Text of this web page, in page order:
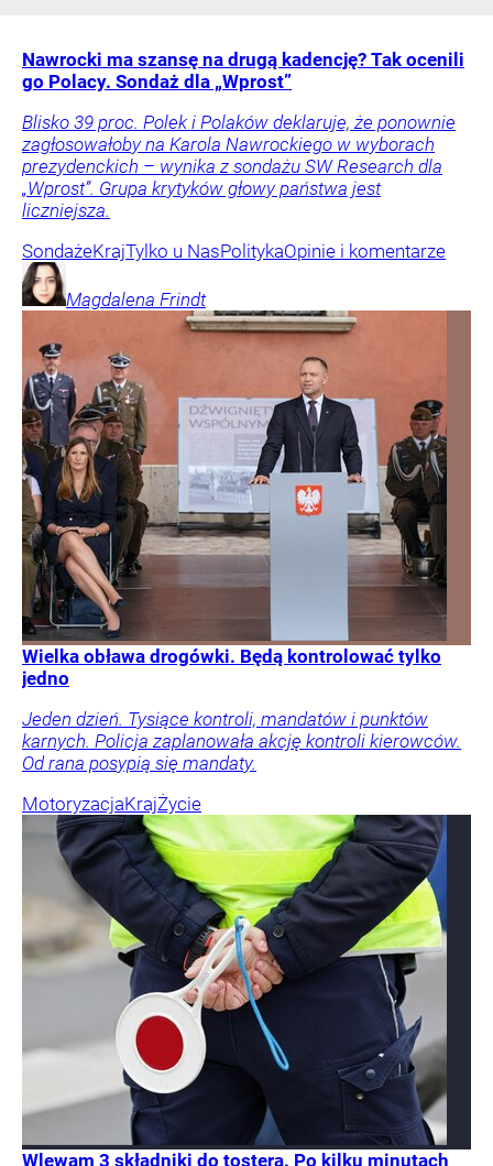
Nawrocki ma szansę na drugą kadencję? Tak ocenili
go Polacy. Sondaż dla „Wprost”
Blisko 39 proc. Polek i Polaków deklaruje, że ponownie
zagłosowałoby na Karola Nawrockiego w wyborach
prezydenckich – wynika z sondażu SW Research dla
„Wprost”. Grupa krytyków głowy państwa jest
liczniejsza.
SondażeKrajTylko u NasPolitykaOpinie i komentarze
Magdalena Frindt
Wielka obława drogówki. Będą kontrolować tylko
jedno
Jeden dzień. Tysiące kontroli, mandatów i punktów
karnych. Policja zaplanowała akcję kontroli kierowców.
Od rana posypią się mandaty.
MotoryzacjaKrajŻycie
Wlewam 3 składniki do tostera. Po kilku minutach